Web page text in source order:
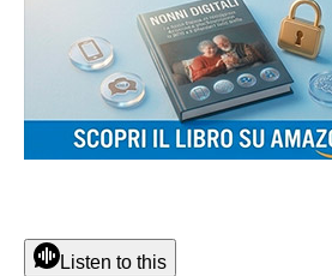
Listen to this